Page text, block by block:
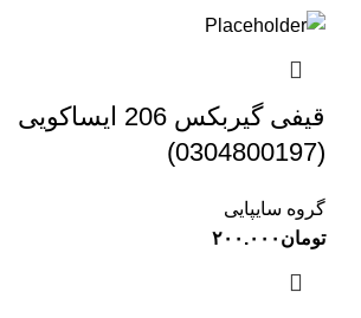
قیفی گیربکس 206 ایساکویی
(0304800197)
گروه سایپایی
تومان ۲۰۰.۰۰۰